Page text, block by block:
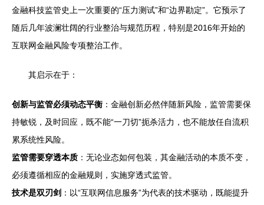
金融科技监管史上一次重要的“压力测试”和“边界勘定”。它预示了
随后几年波澜壮阔的行业整治与规范历程，特别是2016年开始的
互联网金融风险专项整治工作。
其启示在于：
创新与监管必须动态平衡 ：金融创新必然伴随新风险，监管需要保
持敏锐，及时回应，既不能“一刀切”扼杀活力，也不能放任自流积
累系统性风险。
监管需要穿透本质 ：无论业态如何包装，其金融活动的本质不变，
必须遵循相应的金融规则，实施穿透式监管。
技术是双刃剑 ：以“互联网信息服务”为代表的技术驱动，既能提升